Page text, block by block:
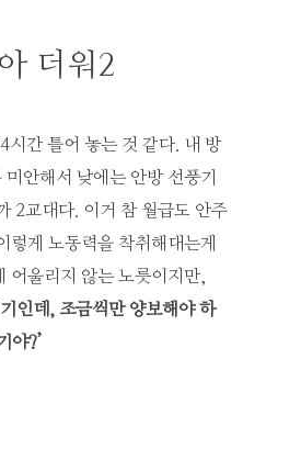
아 더워2
시간 틀어 놓는 것 같다. 내 방
안해서 낮에는 안방 선풍기
2교대다. 이거 참 월급도 안주
렇게 노동력을 착취해대는게
어울리지 않는 노릇이지만,
인데, 조금씩만 양보해야 하
야?’